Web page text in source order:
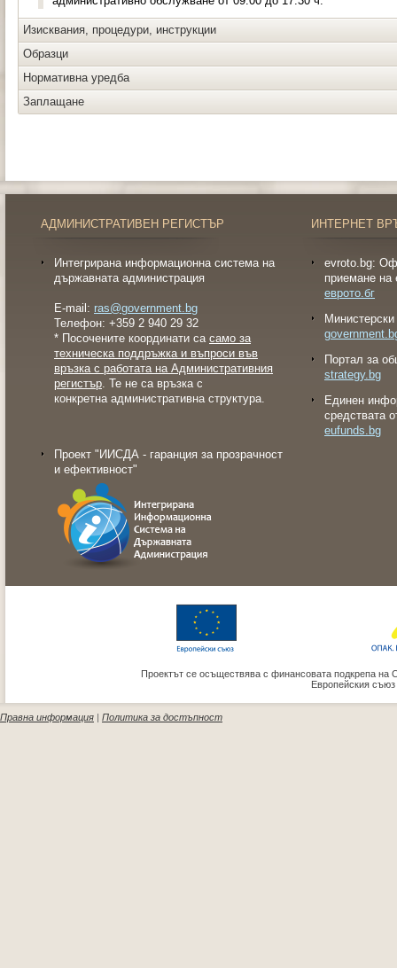
Изисквания, процедури, инструкции
Образци
Нормативна уредба
Заплащане
АДМИНИСТРАТИВЕН РЕГИСТЪР
Интегрирана информационна система на
държавната администрация
E-mail: ras@government.bg
Телефон: +359 2 940 29 32
* Посочените координати са само за
техническа поддръжка и въпроси във
връзка с работата на Административния
регистър. Те не са връзка с
конкретна административна структура.
Проект "ИИСДА - гаранция за прозрачност
и ефективност"
ИНТЕРНЕТ
evroto.bg:
приемане на
еврото.бг
Портал за
strategy.bg
Eдинен
средствата
eufunds.bg
Проектът се осъществява с финансовата подкрепа на
Европейския
Правна информация | Политика за достъпност